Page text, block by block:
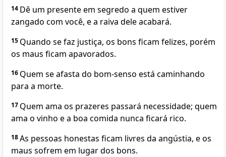
14 Dê um presente em segredo a quem estiver
zangado com você, e a raiva dele acabará.
15 Quando se faz justiça, os bons ficam felizes, porém
os maus ficam apavorados.
16 Quem se afasta do bom-senso está caminhando
para a morte.
17 Quem ama os prazeres passará necessidade; quem
ama o vinho e a boa comida nunca ficará rico.
18As pessoas honestas ficam livres da angústia, e os
maus sofrem em lugar dos bons.